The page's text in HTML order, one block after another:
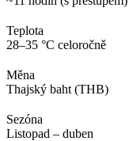
Teplota
28–35 °C celoročně
Měna
Thajský baht (THB)
Sezóna
Listopad – duben